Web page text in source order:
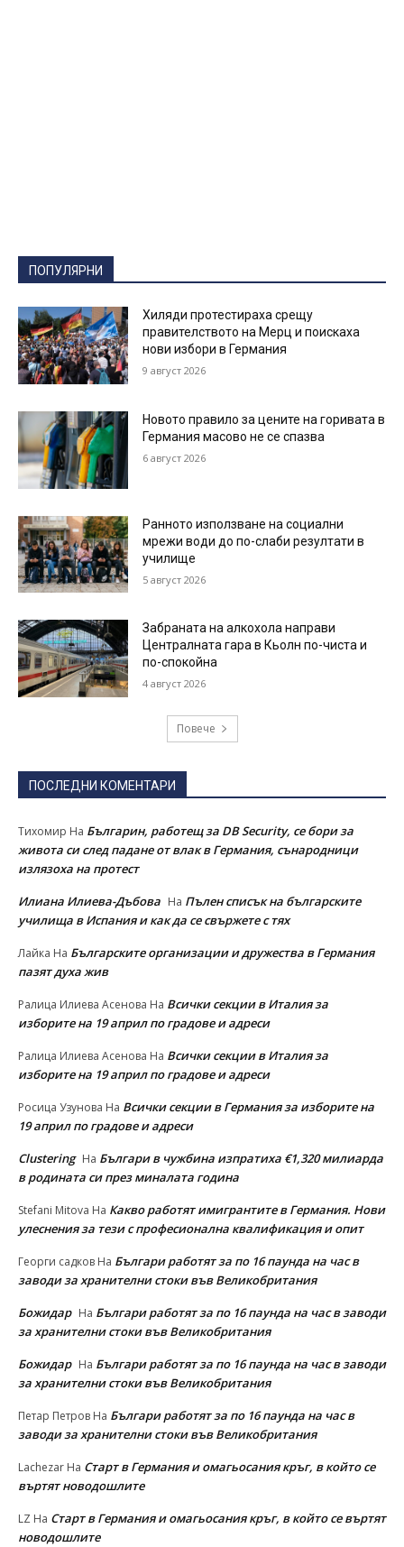
ПОПУЛЯРНИ
Хиляди протестираха срещу
правителството на Мерц и поискаха
нови избори в Германия
9 август 2026
Новото правило за цените на горивата в
Германия масово не се спазва
6 август 2026
Ранното използване на социални
мрежи води до по-слаби резултати в
училище
5 август 2026
Забраната на алкохола направи
Централната гара в Кьолн по-чиста и
по-спокойна
4 август 2026
Повече
ПОСЛЕДНИ КОМЕНТАРИ
Тихомир На Българин, работещ за DB Security, се бори за
живота си след падане от влак в Германия, сънародници
излязоха на протест
Илиана Илиева-Дъбова На Пълен списък на българските
училища в Испания и как да се свържете с тях
Лайка На Българските организации и дружества в Германия
пазят духа жив
Ралица Илиева Асенова На Всички секции в Италия за
изборите на 19 април по градове и адреси
Ралица Илиева Асенова На Всички секции в Италия за
изборите на 19 април по градове и адреси
Росица Узунова На Всички секции в Германия за изборите на
19 април по градове и адреси
Clustering На Българи в чужбина изпратиха €1,320 милиарда
в родината си през миналата година
Stefani Mitova На Какво работят имигрантите в Германия. Нови
улеснeния за тези с професионална квалификация и опит
Георги садков На Българи работят за по 16 паунда на час в
заводи за хранителни стоки във Великобритания
Божидар На Българи работят за по 16 паунда на час в заводи
за хранителни стоки във Великобритания
Божидар На Българи работят за по 16 паунда на час в заводи
за хранителни стоки във Великобритания
Петар Петров На Българи работят за по 16 паунда на час в
заводи за хранителни стоки във Великобритания
Lachezar На Старт в Германия и омагьосания кръг, в който се
въртят новодошлите
LZ На Старт в Германия и омагьосания кръг, в който се въртят
новодошлите